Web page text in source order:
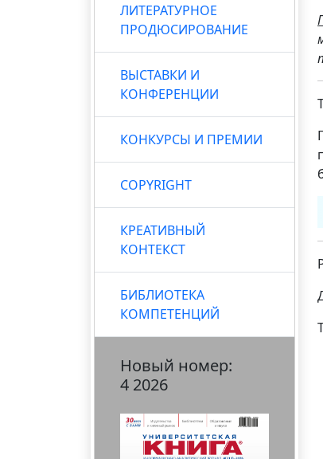
ЛИТЕРАТУРНОЕ
ПРОДЮСИРОВАНИЕ
ВЫСТАВКИ И
КОНФЕРЕНЦИИ
КОНКУРСЫ И ПРЕМИИ
COPYRIGHT
КРЕАТИВНЫЙ
КОНТЕКСТ
БИБЛИОТЕКА
КОМПЕТЕНЦИЙ
Новый номер:
4 2026